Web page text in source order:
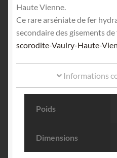
Haute Vienne.
Ce rare arséniate de fer
secondaire des gisements de
scorodite-Vaulry-Haute-
Informations
Poids
Dimensions